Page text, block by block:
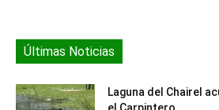
Últimas Noticias
Laguna del Chairel